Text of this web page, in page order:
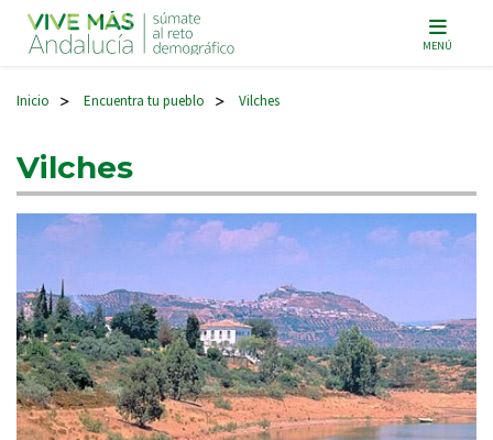
Navegación principal MENÚ
Inicio > Encuentra tu pueblo > Vilches
Vilches